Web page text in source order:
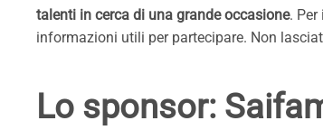
talenti in cerca di una grande occasione. Per
informazioni utili per partecipare. Non
Lo sponsor: